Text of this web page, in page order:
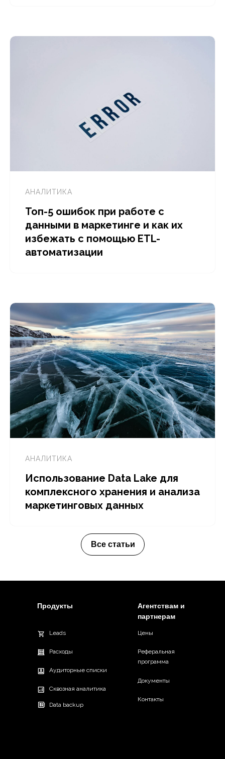
АНАЛИТИКА
Топ-5 ошибок при работе с
данными в маркетинге и как их
избежать с помощью ETL-
автоматизации
АНАЛИТИКА
Использование Data Lake для
комплексного хранения и анализа
маркетинговых данных
Все статьи
Продукты
Leads
Расходы
Аудиторные списки
Сквозная аналитика
Data backup
Агентствам и
партнерам
Цены
Реферальная
программа
Документы
Контакты